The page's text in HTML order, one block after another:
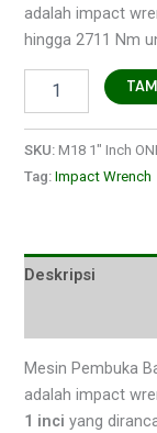
adalah impact
hingga 2711 Nm
SKU:M18 1" Inch
Tag:Impact Wrench
Deskripsi
Mesin Pembuka
adalah impact
1 inci yang